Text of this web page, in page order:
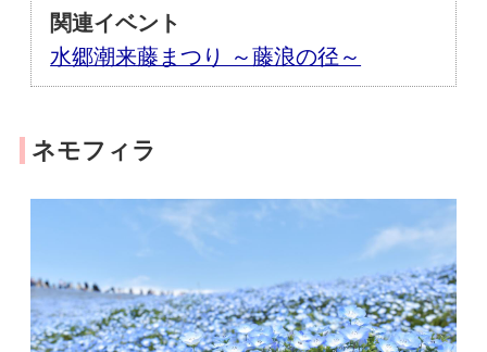
関連イベント
水郷潮来藤まつり ～藤浪の径～
ネモフィラ